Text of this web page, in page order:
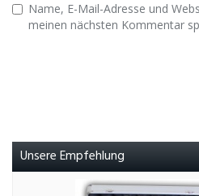
Name, E-Mail-Adresse und
meinen nächsten Kommentar
Unsere Empfehlung